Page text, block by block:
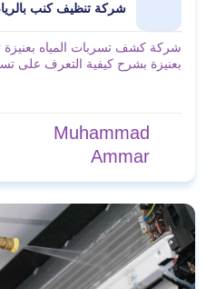
شركة تنظيف كنب بالرياض
شركة كشف تسربات المياه
بعنيزة بشرح كيفية التعرف على
Muhammad
Ammar